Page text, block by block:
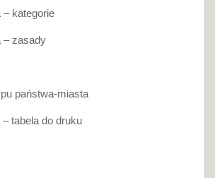
– kategorie
– zasady
państwa-miasta
tabela do druku